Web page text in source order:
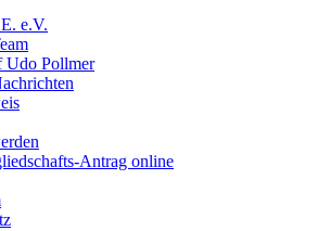
e.V.
Udo Pollmer
Antrag online